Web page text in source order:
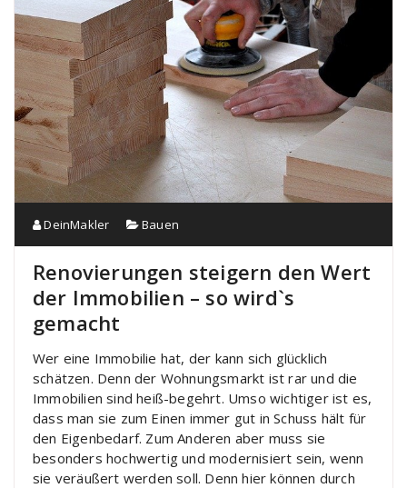
DeinMakler Bauen
Renovierungen steigern den Wert
der Immobilien – so wird`s
gemacht
Wer eine Immobilie hat, der kann sich glücklich
schätzen. Denn der Wohnungsmarkt ist rar und die
Immobilien sind heiß-begehrt. Umso wichtiger ist es,
dass man sie zum Einen immer gut in Schuss hält für
den Eigenbedarf. Zum Anderen aber muss sie
besonders hochwertig und modernisiert sein, wenn
sie veräußert werden soll. Denn hier können durch